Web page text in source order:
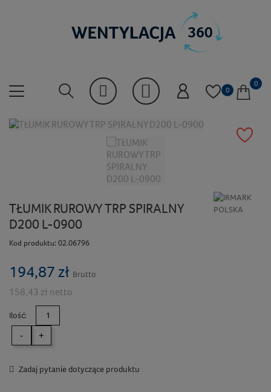
0
0
TŁUMIK RUROWY TRP SPIRALNY
D200 L-0900
Kod produktu: 02.06796
194,87 zł Brutto
158,43 zł netto
Ilość:
+
-
Zadaj pytanie dotyczące produktu